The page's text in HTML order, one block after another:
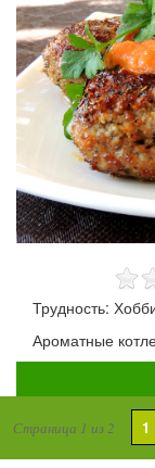
Трудность:
Ароматные
Страница 1 из 2 1